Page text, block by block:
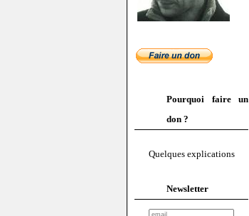
Pourquoi faire un
don ?
Quelques explications
Newsletter